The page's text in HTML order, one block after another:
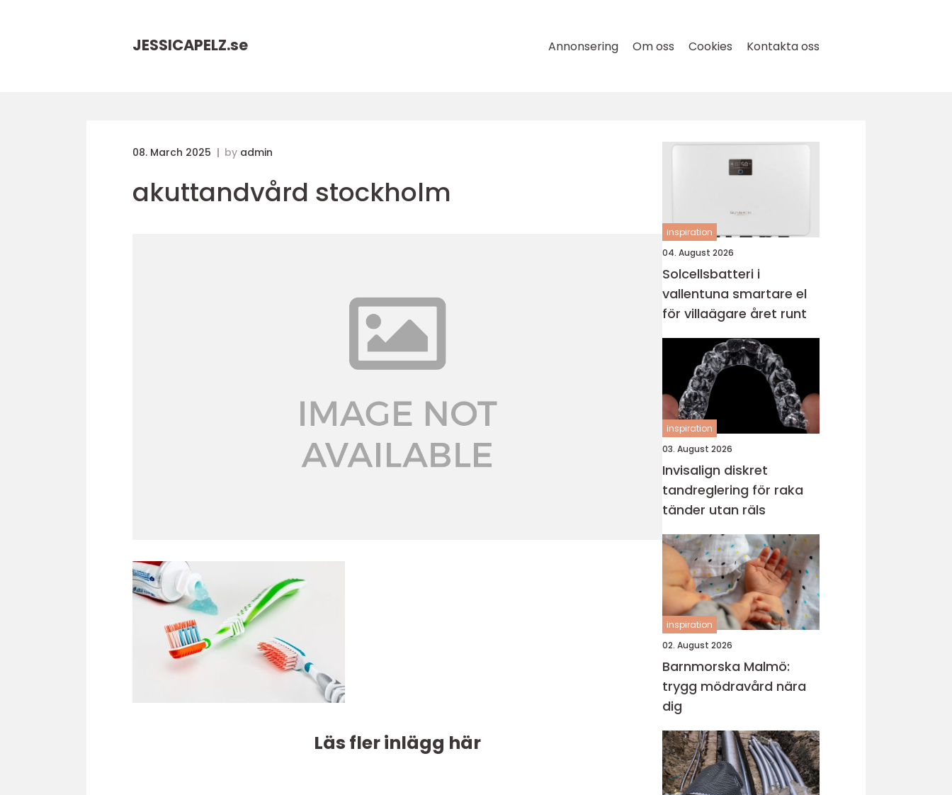
JESSICAPELZ.se Annonsering Om oss Cookies Kontakta oss
08. March 2025 by admin
akuttandvård stockholm
Läs fler inlägg här
inspiration
04. August 2026
Solcellsbatteri i
vallentuna smartare el
för villaägare året runt
inspiration
03. August 2026
Invisalign diskret
tandreglering för raka
tänder utan räls
inspiration
02. August 2026
Barnmorska Malmö:
trygg mödravård nära
dig